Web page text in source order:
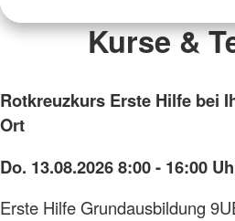
Kurse &
Rotkreuzkurs Erste Hilfe bei
Ort
Do. 13.08.2026 8:00 - 16:00
Erste Hilfe Grundausbildung